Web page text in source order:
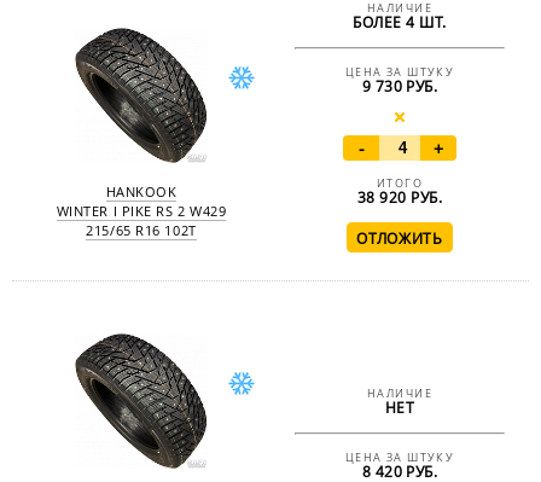
HANKOOK
WINTER I PIKE RS 2 W429
215/65 R16 102T
НАЛИЧИЕ
БОЛЕЕ 4 ШТ.
ЦЕНА ЗА ШТУКУ
9 730 РУБ.
- +
ИТОГО
38 920 РУБ.
НАЛИЧИЕ
НЕТ
ЦЕНА ЗА ШТУКУ
8 420 РУБ.